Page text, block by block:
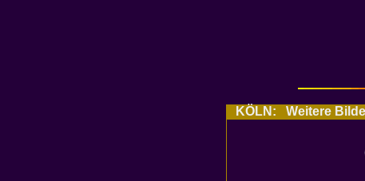
KÖLN: Weitere